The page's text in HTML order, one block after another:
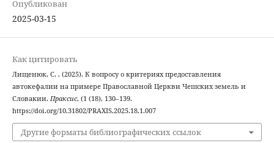
Опубликован
2025-03-15
Как цитировать
Лищенюк, С. . (2025). К вопросу о критериях предоставления
автокефалии на примере Православной Церкви Чешских земель и
Словакии. Праксис, (1 (18), 130–139.
https://doi.org/10.31802/PRAXIS.2025.18.1.007
Другие форматы библиографических ссылок